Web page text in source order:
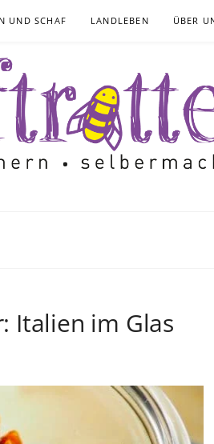
UND SCHAF LANDLEBEN ÜBER
Italien im Glas